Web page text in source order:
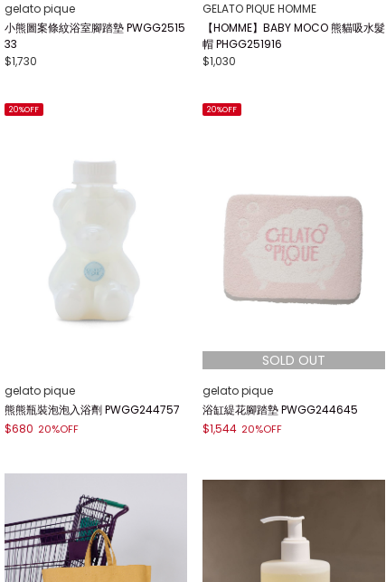
gelato pique
小熊圖案條紋浴室腳踏墊 PWGG2515
33
$1,730
GELATO PIQUE HOMME
【HOMME】BABY MOCO 熊貓吸水髮
帽 PHGG251916
$1,030
20%OFF
gelato pique
熊熊瓶裝泡泡入浴劑 PWGG244757
$680 20%OFF
20%OFF
gelato pique
浴缸緹花腳踏墊 PWGG244645
$1,544 20%OFF